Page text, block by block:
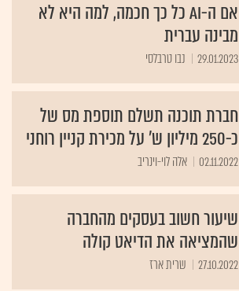
אם ה-AI כל כך חכמה, למה היא לא
מבינה עברית
29.01.2023 נבו טרבלסי
חברת תוכנה תשלם תוספת מס של
כ-250 מיליון ש' על מכירת קניין רוחני
02.11.2022 אלה לוי-וינריב
שיעור חשוב בעסקים מהחברה
שהמציאה את הדיאט קולה
27.10.2022 שרית ארז